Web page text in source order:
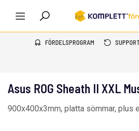
FÖRDELSPROGRAM
Asus ROG Sheath II XXL
900x400x3mm, platta sömmar, plus